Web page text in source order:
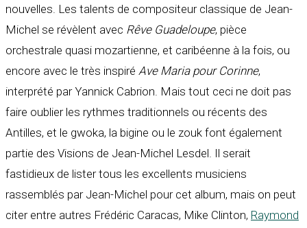
nouvelles. Les talents de compositeur classique de Jean-
Michel se révèlent avec Rêve Guadeloupe, pièce
orchestrale quasi mozartienne, et caribéenne à la fois, ou
encore avec le très inspiré Ave Maria pour Corinne,
interprété par Yannick Cabrion. Mais tout ceci ne doit pas
faire oublier les rythmes traditionnels ou récents des
Antilles, et le gwoka, la bigine ou le zouk font également
partie des Visions de Jean-Michel Lesdel. Il serait
fastidieux de lister tous les excellents musiciens
rassemblés par Jean-Michel pour cet album, mais on peut
citer entre autres Frédéric Caracas, Mike Clinton, Raymond